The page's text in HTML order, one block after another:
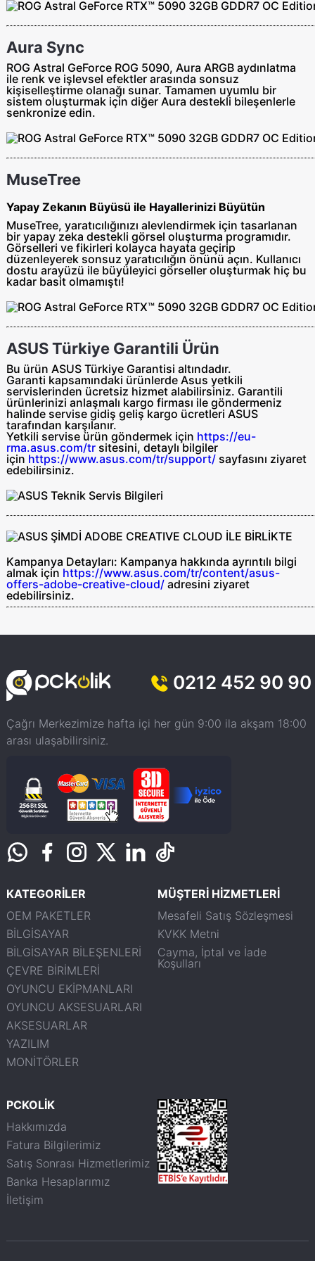
Aura Sync
ROG Astral GeForce ROG 5090, Aura ARGB aydınlatma
ile renk ve işlevsel efektler arasında sonsuz
kişiselleştirme olanağı sunar. Tamamen uyumlu bir
sistem oluşturmak için diğer Aura destekli bileşenlerle
senkronize edin.
MuseTree
Yapay Zekanın Büyüsü ile Hayallerinizi Büyütün
MuseTree, yaratıcılığınızı alevlendirmek için tasarlanan
bir yapay zeka destekli görsel oluşturma programıdır.
Görselleri ve fikirleri kolayca hayata geçirip
düzenleyerek sonsuz yaratıcılığın önünü açın. Kullanıcı
dostu arayüzü ile büyüleyici görseller oluşturmak hiç bu
kadar basit olmamıştı!
ASUS Türkiye Garantili Ürün
Bu ürün ASUS Türkiye Garantisi altındadır.
Garanti kapsamındaki ürünlerde Asus yetkili
servislerinden ücretsiz hizmet alabilirsiniz. Garantili
ürünlerinizi anlaşmalı kargo firması ile göndermeniz
halinde servise gidiş geliş kargo ücretleri ASUS
tarafından karşılanır.
Yetkili servise ürün göndermek için https://eu-
rma.asus.com/tr sitesini, detaylı bilgiler
için https://www.asus.com/tr/support/ sayfasını ziyaret
edebilirsiniz.
Kampanya Detayları: Kampanya hakkında ayrıntılı bilgi
almak için https://www.asus.com/tr/content/asus-
offers-adobe-creative-cloud/ adresini ziyaret
edebilirsiniz.
0212 452 90 90
Çağrı Merkezimize hafta içi her gün 9:00 ila akşam 18:00
arası ulaşabilirsiniz.
KATEGORİLER
OEM PAKETLER
BİLGİSAYAR
BİLGİSAYAR BİLEŞENLERİ
ÇEVRE BİRİMLERİ
OYUNCU EKİPMANLARI
OYUNCU AKSESUARLARI
AKSESUARLAR
YAZILIM
MONİTÖRLER
MÜŞTERİ HİZMETLERİ
Mesafeli Satış Sözleşmesi
KVKK Metni
Cayma, İptal ve İade
Koşulları
PCKOLİK
Hakkımızda
Fatura Bilgilerimiz
Satış Sonrası Hizmetlerimiz
Banka Hesaplarımız
İletişim